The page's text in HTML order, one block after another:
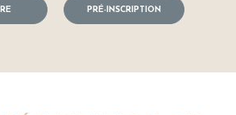
PRÉ-INSCRIPTION